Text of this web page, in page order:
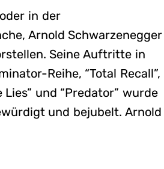
in der
Arnold Schwarzenegger
Seine Auftritte in
Reihe, “Total Recall”,
Lies” und “Predator” wurde
und bejubelt. Arnold